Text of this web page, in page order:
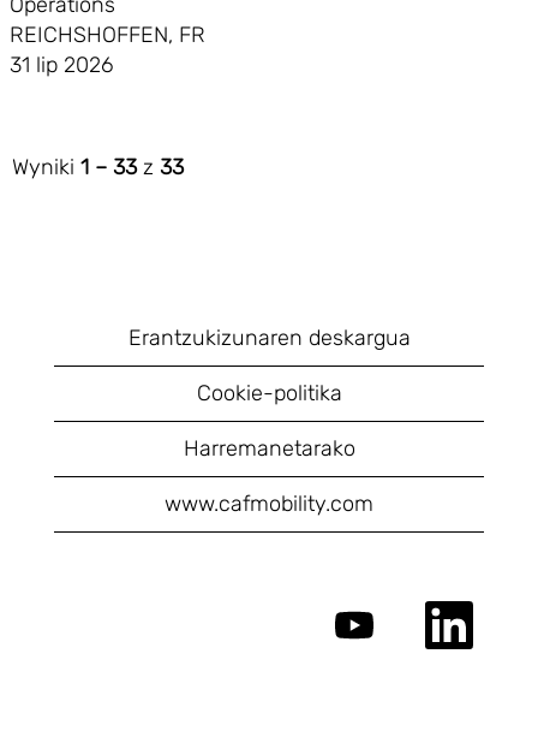
REICHSHOFFEN, FR
31 lip 2026
Wyniki 1 – 33z 33
Erantzukizunaren deskargua
Cookie-politika
Harremanetarako
www.cafmobility.com
O
O
w